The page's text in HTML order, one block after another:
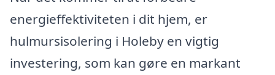
energieffektiviteten i dit hjem, er
hulmursisolering i Holeby en vigtig
investering, som kan gøre en markant